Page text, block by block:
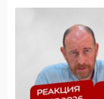
деятельность ИИТО
цифроглобалисты
повестку в образовании
09:43, 01 Июня 2026
5G за счет здоровья
отобрать у регионов
защищать жилые
05:58, 26 Мая 2026